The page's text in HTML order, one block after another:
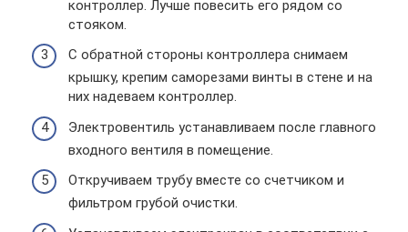
контроллер. Лучше повесить его рядом со
стояком.
С обратной стороны контроллера снимаем
крышку, крепим саморезами винты в стене и на
них надеваем контроллер.
Электровентиль устанавливаем после главного
входного вентиля в помещение.
Откручиваем трубу вместе со счетчиком и
фильтром грубой очистки.